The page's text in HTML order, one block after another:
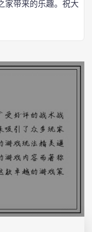
家带来的乐趣。祝大